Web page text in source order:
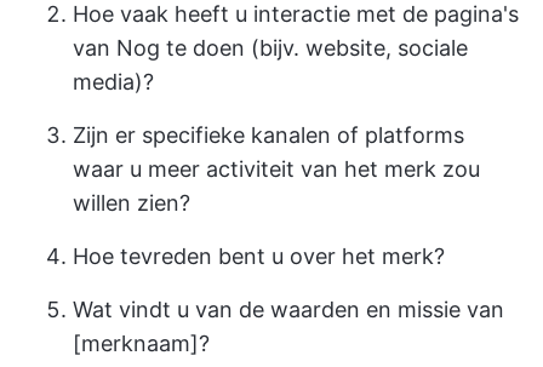
Hoe vaak heeft u interactie met de pagina's
van Nog te doen (bijv. website, sociale
media)?
Zijn er specifieke kanalen of platforms
waar u meer activiteit van het merk zou
willen zien?
Hoe tevreden bent u over het merk?
Wat vindt u van de waarden en missie van
[merknaam]?